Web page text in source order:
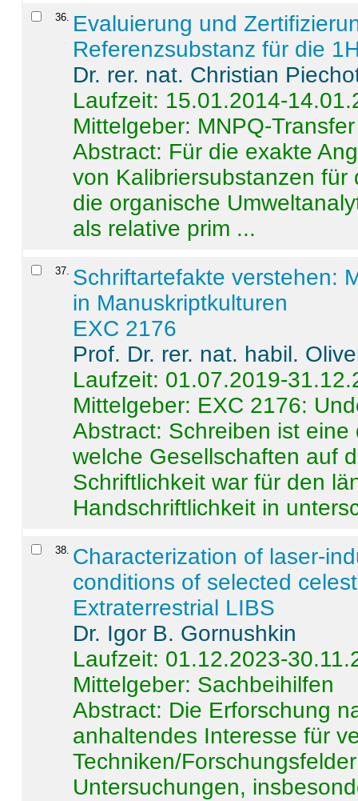
36. Evaluierung und
Referenzsubstanz für die
Dr. rer. nat. Christian
Laufzeit: 15.01.2014-
Mittelgeber: MNPQ-Transfer
Abstract: Für die exakte
von Kalibriersubstanzen
die organische
als relative prim ...
37. Schriftartefakte verstehen:
in Manuskriptkulturen
EXC 2176
Prof. Dr. rer. nat. habil.
Laufzeit: 01.07.2019-
Mittelgeber: EXC 2176:
Abstract: Schreiben ist
welche Gesellschaften auf
Schriftlichkeit war für den
Handschriftlichkeit in
38. Characterization of laser-
conditions of selected
Extraterrestrial LIBS
Dr. Igor B. Gornushkin
Laufzeit: 01.12.2023-
Mittelgeber: Sachbeihilfen
Abstract: Die Erforschung
anhaltendes Interesse für
Techniken/
Untersuchungen,